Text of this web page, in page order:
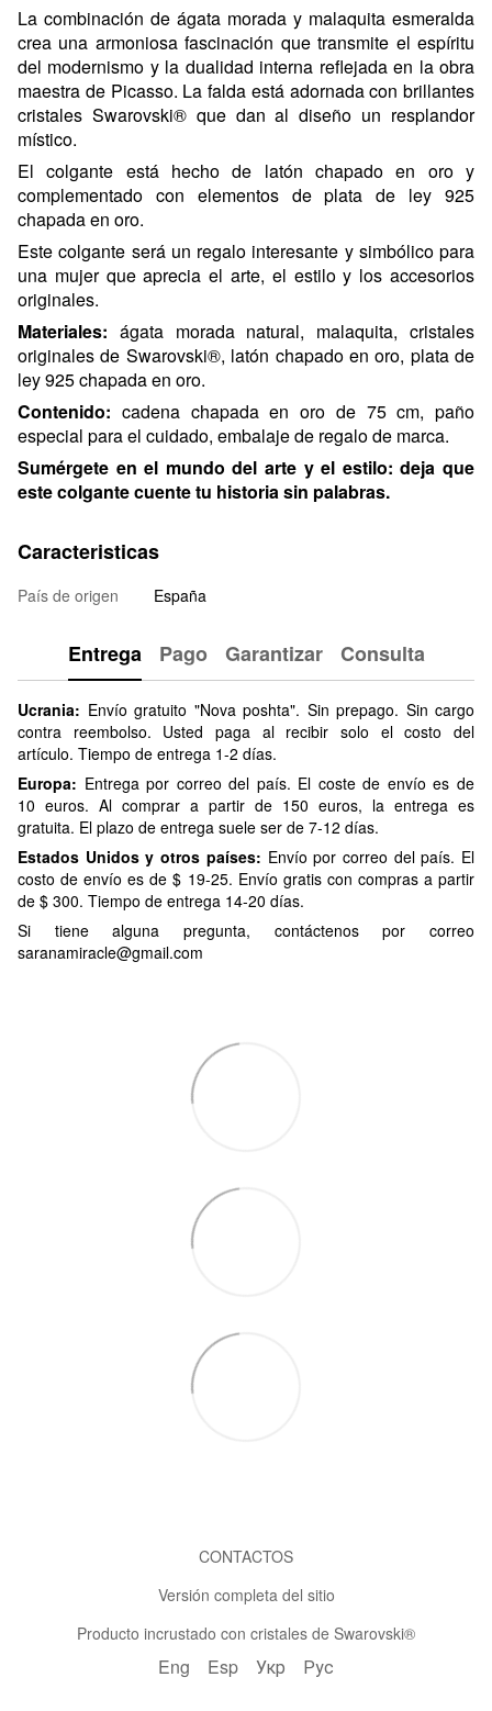
La combinación de ágata morada y malaquita esmeralda
crea una armoniosa fascinación que transmite el espíritu
del modernismo y la dualidad interna reflejada en la obra
maestra de Picasso. La falda está adornada con brillantes
cristales Swarovski® que dan al diseño un resplandor
místico.
El colgante está hecho de latón chapado en oro y
complementado con elementos de plata de ley 925
chapada en oro.
Este colgante será un regalo interesante y simbólico para
una mujer que aprecia el arte, el estilo y los accesorios
originales.
Materiales: ágata morada natural, malaquita, cristales
originales de Swarovski®, latón chapado en oro, plata de
ley 925 chapada en oro.
Contenido: cadena chapada en oro de 75 cm, paño
especial para el cuidado, embalaje de regalo de marca.
Sumérgete en el mundo del arte y el estilo: deja que
este colgante cuente tu historia sin palabras.
Caracteristicas
País de origen España
Entrega Pago Garantizar Consulta
Ucrania: Envío gratuito "Nova poshta". Sin prepago. Sin cargo
contra reembolso. Usted paga al recibir solo el costo del
artículo. Tiempo de entrega 1-2 días.
Europa: Entrega por correo del país. El coste de envío es de
10 euros. Al comprar a partir de 150 euros, la entrega es
gratuita. El plazo de entrega suele ser de 7-12 días.
Estados Unidos y otros países: Envío por correo del país. El
costo de envío es de $ 19-25. Envío gratis con compras a partir
de $ 300. Tiempo de entrega 14-20 días.
Si tiene alguna pregunta, contáctenos por correo
saranamiracle@gmail.com
CONTACTOS
Versión completa del sitio
Producto incrustado con cristales de Swarovski®
Eng Esp Укр Рус